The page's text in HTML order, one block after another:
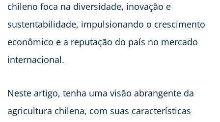
chileno foca na diversidade, inovação e
sustentabilidade, impulsionando o crescimento
econômico e a reputação do país no mercado
internacional.
Neste artigo, tenha uma visão abrangente da
agricultura chilena, com suas características